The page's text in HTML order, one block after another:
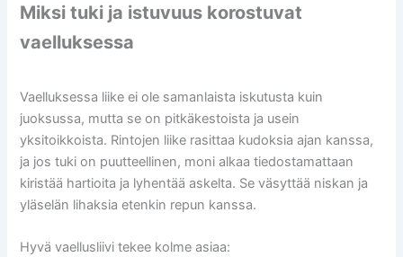
Miksi tuki ja istuvuus korostuvat
vaelluksessa
Vaelluksessa liike ei ole samanlaista iskutusta kuin
juoksussa, mutta se on pitkäkestoista ja usein
yksitoikkoista. Rintojen liike rasittaa kudoksia ajan kanssa,
ja jos tuki on puutteellinen, moni alkaa tiedostamattaan
kiristää hartioita ja lyhentää askelta. Se väsyttää niskan ja
yläselän lihaksia etenkin repun kanssa.
Hyvä vaellusliivi tekee kolme asiaa: